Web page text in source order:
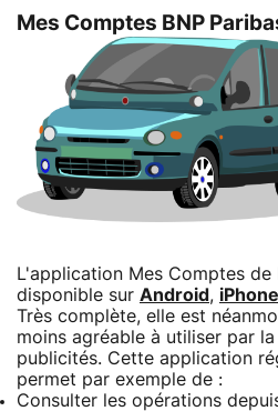
Mes Comptes BNP
L'application Mes Comptes de
disponible sur Android , iPhone
Très complète, elle est
moins agréable à utiliser par
publicités. Cette application
permet par exemple de :
Consulter les opérations